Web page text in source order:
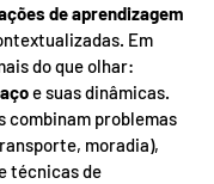
de aprendizagem
Em
do que olhar:
e suas dinâmicas.
combinam problemas
moradia),
técnicas de